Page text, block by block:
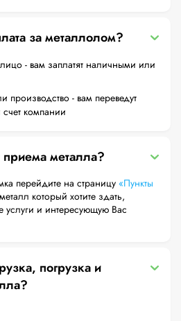
за металлолом?
- вам заплатят наличными или
производство - вам переведут
компании
приема металла?
перейдите на страницу «Пункты
который хотите здать,
погрузка и